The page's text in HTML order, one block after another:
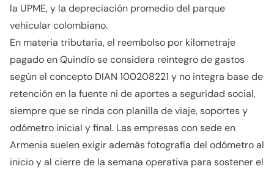
la UPME, y la depreciación promedio del parque
vehicular colombiano.
En materia tributaria, el reembolso por kilometraje
pagado en Quindío se considera reintegro de gastos
según el concepto DIAN 100208221 y no integra base de
retención en la fuente ni de aportes a seguridad social,
siempre que se rinda con planilla de viaje, soportes y
odómetro inicial y final. Las empresas con sede en
Armenia suelen exigir además fotografía del odómetro al
inicio y al cierre de la semana operativa para sostener el